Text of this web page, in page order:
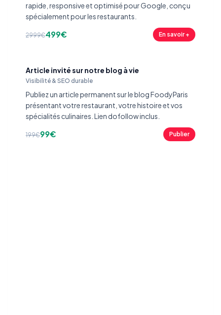
rapide, responsive et optimisé pour Google, conçu
spécialement pour les restaurants.
2999€499€ En savoir +
Article invité sur notre blog à vie
Visibilité & SEO durable
Publiez un article permanent sur le blog FoodyParis
présentant votre restaurant, votre histoire et vos
spécialités culinaires. Lien dofollow inclus.
199€99€ Publier